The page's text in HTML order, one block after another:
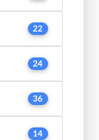
22
24
36
14